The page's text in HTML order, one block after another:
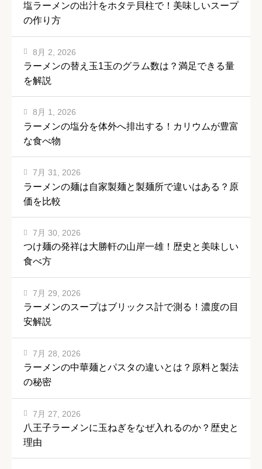
塩ラーメンの出汁をホタテ貝柱で！美味しいスープ
の作り方
ラーメンの替え玉1玉のグラム数は？満足できる量
を解説
8月 2, 2026
ラーメンの塩分を体外へ排出する！カリウムが豊富
な食べ物
8月 1, 2026
ラーメンの麺は自家製麺と製麺所で違いはある？原
価を比較
7月 31, 2026
つけ麺の発祥は大勝軒の山岸一雄！歴史と美味しい
食べ方
7月 30, 2026
ラーメンのスープはブリックス計で測る！濃度の目
安解説
7月 29, 2026
ラーメンの中華麺とパスタの違いとは？原料と製法
の秘密
7月 28, 2026
八王子ラーメンに玉ねぎをなぜ入れるのか？歴史と
理由
7月 27, 2026